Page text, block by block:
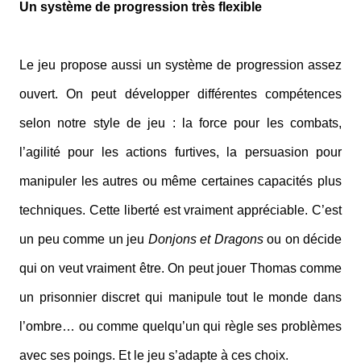
Un système de progression très flexible
Le jeu propose aussi un système de progression assez
ouvert. On peut développer différentes compétences
selon notre style de jeu : la force pour les combats,
l’agilité pour les actions furtives, la persuasion pour
manipuler les autres ou même certaines capacités plus
techniques. Cette liberté est vraiment appréciable. C’est
un peu comme un jeu Donjons et Dragonsou on décide
qui on veut vraiment être. On peut jouer Thomas comme
un prisonnier discret qui manipule tout le monde dans
l’ombre… ou comme quelqu’un qui règle ses problèmes
avec ses poings. Et le jeu s’adapte à ces choix.